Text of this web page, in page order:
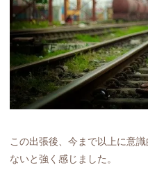
この出張後、今まで以上に意
ないと強く感じました。